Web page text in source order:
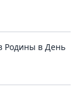
Родины в День